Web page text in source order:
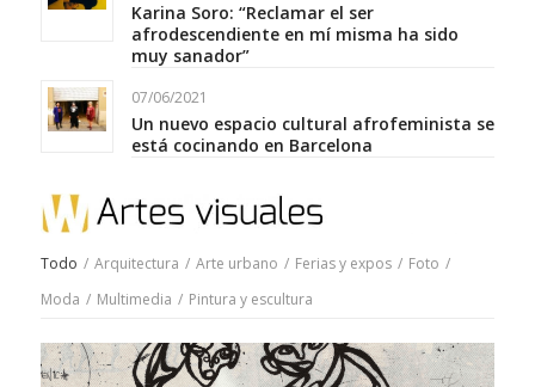
Karina Soro: “Reclamar el ser
afrodescendiente en mí misma ha sido
muy sanador”
07/06/2021
Un nuevo espacio cultural afrofeminista se
está cocinando en Barcelona
Todo / Arquitectura / Arte urbano / Ferias y expos / Foto /
Moda / Multimedia / Pintura y escultura